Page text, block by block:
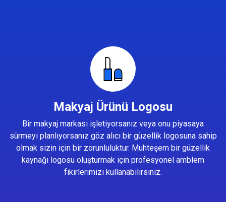
Makyaj Ürünü Logosu
Bir makyaj markası işletiyorsanız veya onu piyasaya
sürmeyi planlıyorsanız göz alıcı bir güzellik logosuna sahip
olmak sizin için bir zorunluluktur. Muhteşem bir güzellik
kaynağı logosu oluşturmak için profesyonel amblem
fikirlerimizi kullanabilirsiniz.